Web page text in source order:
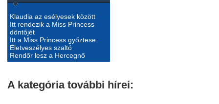
Klaudia az esélyesek között
Itt rendezik a Miss Princess
döntőjét
Itt a Miss Princess győztese
Életveszélyes szaltó
Rendőr lesz a Hercegnő
A kategória további hírei: